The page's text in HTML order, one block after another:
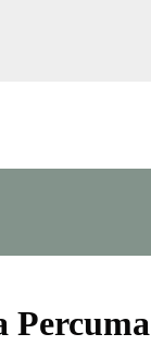
Percuma